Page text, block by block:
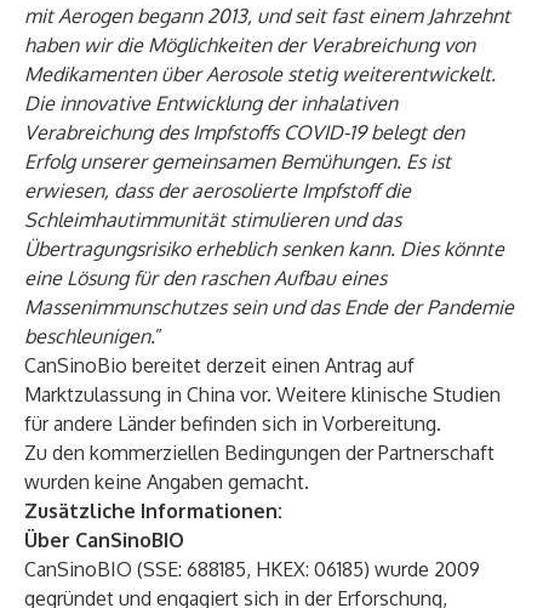
mit Aerogen begann 2013, und seit fast einem Jahrzehnt
haben wir die Möglichkeiten der Verabreichung von
Medikamenten über Aerosole stetig weiterentwickelt.
Die innovative Entwicklung der inhalativen
Verabreichung des Impfstoffs COVID-19 belegt den
Erfolg unserer gemeinsamen Bemühungen. Es ist
erwiesen, dass der aerosolierte Impfstoff die
Schleimhautimmunität stimulieren und das
Übertragungsrisiko erheblich senken kann. Dies könnte
eine Lösung für den raschen Aufbau eines
Massenimmunschutzes sein und das Ende der Pandemie
beschleunigen.”
CanSinoBio bereitet derzeit einen Antrag auf
Marktzulassung in China vor. Weitere klinische Studien
für andere Länder befinden sich in Vorbereitung.
Zu den kommerziellen Bedingungen der Partnerschaft
wurden keine Angaben gemacht.
Zusätzliche Informationen:
Über CanSinoBIO
CanSinoBIO (SSE: 688185, HKEX: 06185) wurde 2009
gegründet und engagiert sich in der Erforschung,